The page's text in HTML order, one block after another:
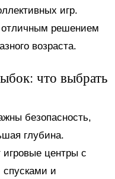
игр.
отличным решением
возраста.
что выбрать
безопасность,
глубина.
центры с
и